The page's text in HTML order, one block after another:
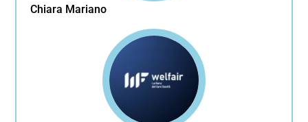
Chiara Mariano